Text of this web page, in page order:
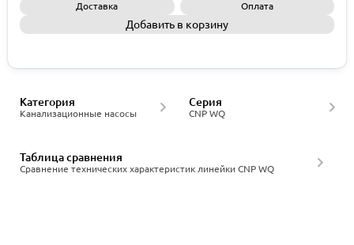
Доставка Оплата
Добавить в корзину
Канализационные насосы
Категория
CNP WQ
Серия
Сравнение технических характеристик линейки CNP WQ
Таблица сравнения